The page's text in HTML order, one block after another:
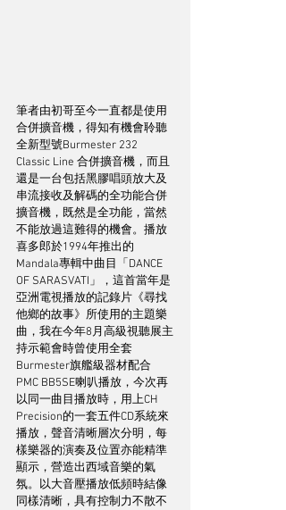
筆者由初哥至今一直都是使用
合併擴音機，得知有機會聆聽
全新型號Burmester 232
Classic Line 合併擴音機，而且
還是一台包括黑膠唱頭放大及
串流接收及解碼的全功能合併
擴音機，既然是全功能，當然
不能放過這難得的機會。播放
喜多郎於1994年推出的
Mandala專輯中曲目「DANCE
OF SARASVATI」，這首當年是
亞洲電視播放的記錄片《尋找
他鄉的故事》所使用的主題樂
曲，我在今年8月高級視聽展主
持示範會時曾使用全套
Burmester旗艦級器材配合
PMC BB5SE喇叭播放，今次再
以同一曲目播放時，用上CH
Precision的一套五件CD系統來
播放，聲音清晰層次分明，每
樣樂器的演奏及位置亦能精準
顯示，營造出西域音樂的氣
氛。以大音壓播放低頻時結像
同樣清晰，具有控制力不散不